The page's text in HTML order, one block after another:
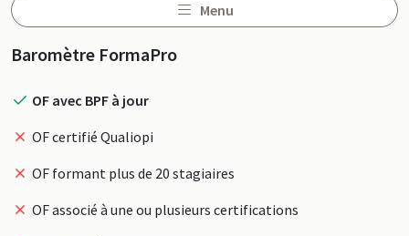
Menu
Profil
Baromètre FormaPro
OF avec BPF à jour
OF certifié Qualiopi
OF formant plus de 20 stagiaires
OF associé à une ou plusieurs certifications